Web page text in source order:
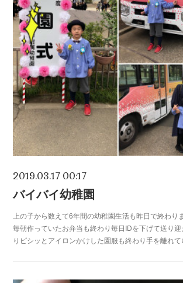
2019.03.17 00:17
バイバイ幼稚園
上の子から数えて6年間の幼稚園生活も昨日で終わり
毎朝作っていたお弁当も終わり毎日IDを下げて送り
りピシッとアイロンかけした園服も終わり手を離れ